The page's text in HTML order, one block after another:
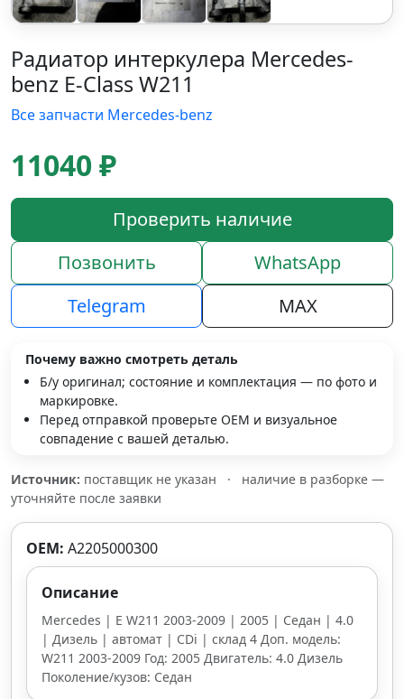
Радиатор интеркулера Mercedes-
benz E-Class W211
Все запчасти Mercedes-benz
11040 ₽
Проверить наличие
Позвонить
WhatsApp
Telegram
MAX
Почему важно смотреть деталь
Б/у оригинал; состояние и комплектация — по фото и
маркировке.
Перед отправкой проверьте OEM и визуальное
совпадение с вашей деталью.
Источник: поставщик не указан ·
наличие в разборке —
уточняйте после заявки
OEM: A2205000300
Описание
Mercedes | E W211 2003-2009 | 2005 | Седан | 4.0
| Дизель | автомат | CDi | склад 4 Доп. модель:
W211 2003-2009 Год: 2005 Двигатель: 4.0 Дизель
Поколение/кузов: Седан